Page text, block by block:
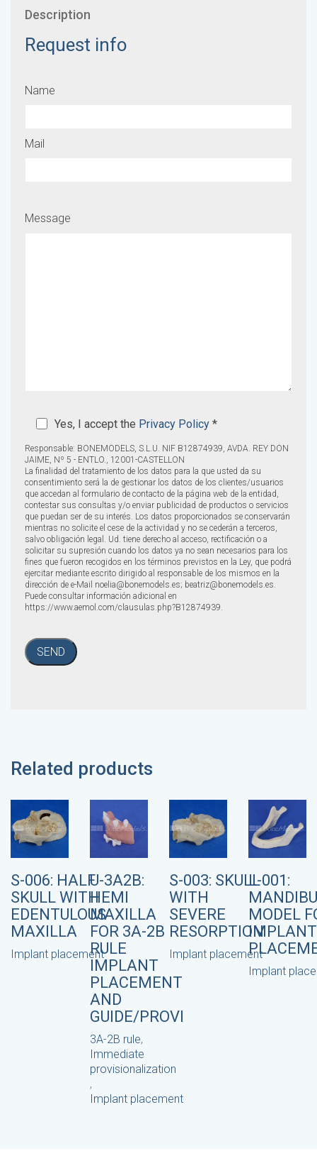
Description
Request info
Name
Mail
Message
Yes, I accept the Privacy Policy *
Responsable: BONEMODELS, S.L.U. NIF B12874939, AVDA. REY DON
JAIME, Nº 5 - ENTLO., 12001-CASTELLON
La finalidad del tratamiento de los datos para la que usted da su
consentimiento será la de gestionar los datos de los clientes/usuarios
que accedan al formulario de contacto de la página web de la entidad,
contestar sus consultas y/o enviar publicidad de productos o servicios
que puedan ser de su interés. Los datos proporcionados se conservarán
mientras no solicite el cese de la actividad y no se cederán a terceros,
salvo obligación legal. Ud. tiene derecho al acceso, rectificación o a
solicitar su supresión cuando los datos ya no sean necesarios para los
fines que fueron recogidos en los términos previstos en la Ley, que podrá
ejercitar mediante escrito dirigido al responsable de los mismos en la
dirección de e-Mail noelia@bonemodels.es; beatriz@bonemodels.es.
Puede consultar información adicional en
https://www.aemol.com/clausulas.php?B12874939.
Related products
S-006: HALF
SKULL WITH
EDENTULOUS
MAXILLA
Implant placement
U-3A2B:
HEMI
MAXILLA
FOR 3A-2B
RULE
IMPLANT
PLACEMENT
AND
GUIDE/PROVI
3A-2B rule,
Immediate
provisionalization
,
Implant placement
S-003: SKULL
WITH
SEVERE
RESORPTION
Implant placement
L-001:
MODEL
IMPLANT
Implant